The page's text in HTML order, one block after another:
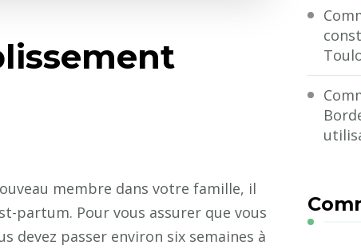
membre dans votre famille, il
partum. Pour vous assurer que vous
devez passer environ six semaines à